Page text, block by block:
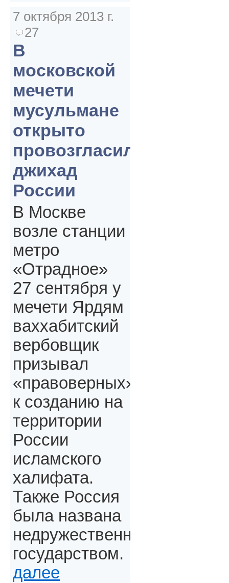
7 октября 2013 г.
27
В
московской
мечети
мусульмане
открыто
провозгласили
джихад
России
В Москве
возле станции
метро
«Отрадное»
27 сентября у
мечети Ярдям
ваххабитский
вербовщик
призывал
«правоверных»,
к созданию на
территории
России
исламского
халифата.
Также Россия
была названа
недружественным
государством.
далее